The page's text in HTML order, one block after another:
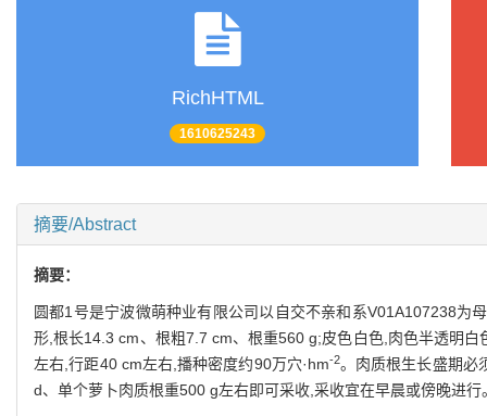
RichHTML
1610625243
摘要/Abstract
摘要：
圆都1号是宁波微萌种业有限公司以自交不亲和系V01A107238
形,根长14.3 cm、根粗7.7 cm、根重560 g;皮色白色,肉色半透明
左右,行距40 cm左右,播种密度约90万穴·hm-2。肉质根生长盛期必
d、单个萝卜肉质根重500 g左右即可采收,采收宜在早晨或傍晚进行